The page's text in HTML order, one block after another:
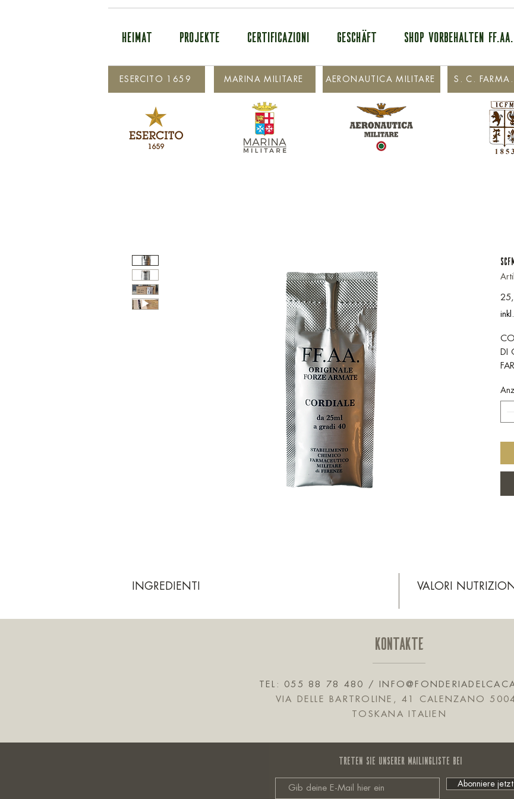
HEIMAT PROJEKTE CERTIFICAZIONI GESCHÄFT SHOP VORBEHALTEN FF.AA.
S. C. FARMA.
ESERCITO 1659 AERONAUTICA MILITARE
MARINA MILITARE
DI
INGREDIENTI VALORI
KONTAKTE
TEL: 055 88 78 480 /
VIA DELLE BARTROLINE, 41 CALENZANO
TOSKANA ITALIEN
Treten Sie unserer Mailingliste bei
Abonniere jetzt